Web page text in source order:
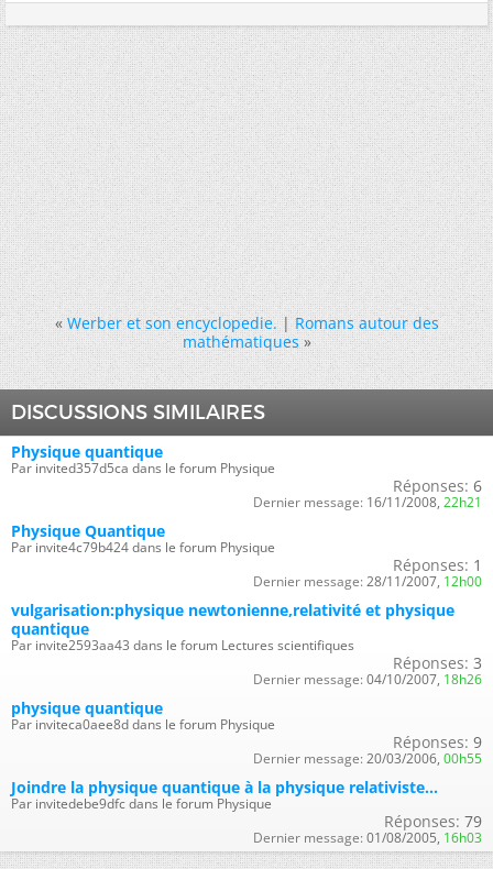
« Werber et son encyclopedie.|Romans autour des
mathématiques »
DISCUSSIONS SIMILAIRES
Physique quantique
Par invited357d5ca dans le forum Physique
Réponses: 6
Dernier message: 16/11/2008, 22h21
Physique Quantique
Par invite4c79b424 dans le forum Physique
Réponses: 1
Dernier message: 28/11/2007, 12h00
vulgarisation:physique newtonienne,relativité et physique
quantique
Par invite2593aa43 dans le forum Lectures scientifiques
Réponses: 3
Dernier message: 04/10/2007, 18h26
physique quantique
Par inviteca0aee8d dans le forum Physique
Réponses: 9
Dernier message: 20/03/2006, 00h55
Joindre la physique quantique à la physique relativiste...
Par invitedebe9dfc dans le forum Physique
Réponses: 79
Dernier message: 01/08/2005, 16h03